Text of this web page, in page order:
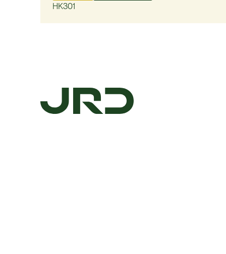
HK301